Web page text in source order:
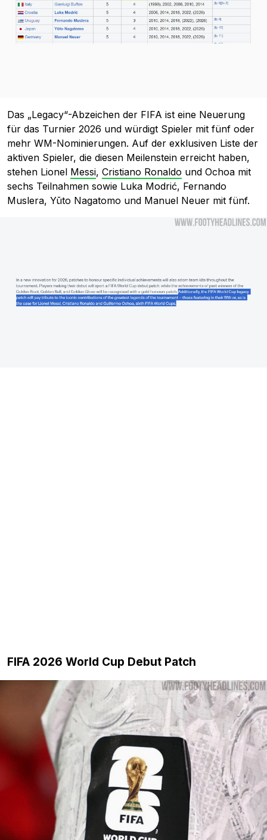
Das „Legacy“-Abzeichen der FIFA ist eine Neuerung
für das Turnier 2026 und würdigt Spieler mit fünf oder
mehr WM-Nominierungen. Auf der exklusiven Liste der
aktiven Spieler, die diesen Meilenstein erreicht haben,
stehen Lionel Messi, Cristiano Ronaldo und Ochoa mit
sechs Teilnahmen sowie Luka Modrić, Fernando
Muslera, Yūto Nagatomo und Manuel Neuer mit fünf.
FIFA 2026 World Cup Debut Patch